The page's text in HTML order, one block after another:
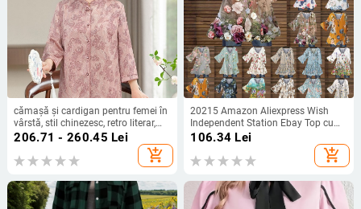
cămașă și cardigan pentru femei în
vârstă, stil chinezesc, retro literar,
conținut țesătură 30–50%, fără
206.71 - 260.45 Lei
add_shopping_cart
20215 Amazon Aliexpress Wish
Independent Station Ebay Top cu
imprimeu floral multicolor și
decolteu în V, model transfrontalier
106.34 Lei
add_shopping_cart